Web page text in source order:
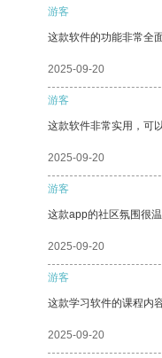
游客
这款软件的功能非常全
2025-09-20
游客
这款软件非常实用，可
2025-09-20
游客
这款app的社区氛围很
2025-09-20
游客
这款学习软件的课程内
2025-09-20